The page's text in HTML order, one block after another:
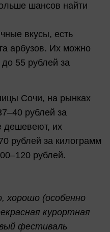
шансов найти
вкусы, есть
арбузов. Их можно
55 рублей за
Сочи, на рынках
рублей за
дешевеют, их
рублей за килограмм
рублей.
хорошо (особенно
курортная
фестиваль